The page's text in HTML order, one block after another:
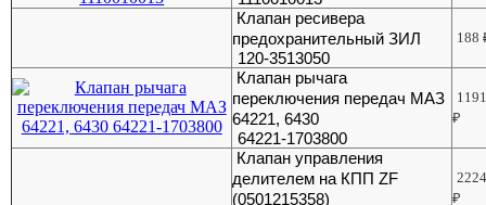
Клапан ресивера
предохранительный ЗИЛ
120-3513050
188
Клапан рычага
переключения передач МАЗ
64221, 6430
64221-1703800
₽
Клапан управления
делителем на КПП ZF
(0501215358)
₽